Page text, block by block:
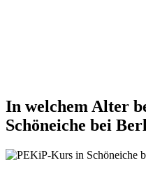
In welchem Alter
Schöneiche bei